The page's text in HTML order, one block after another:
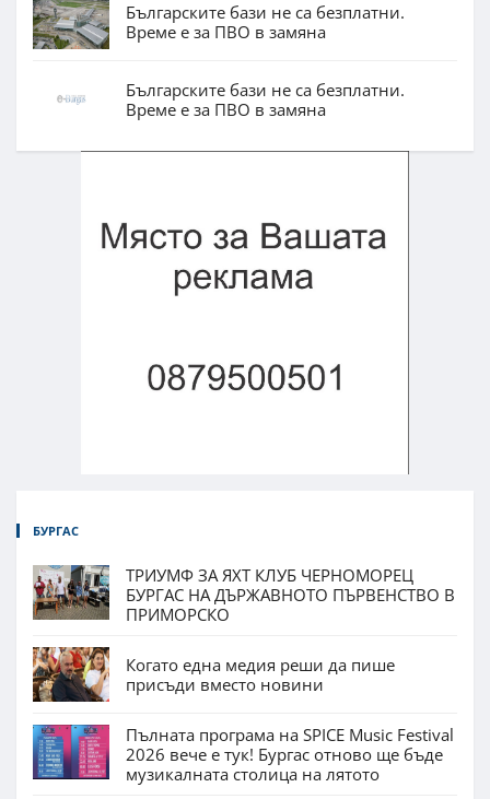
Българските бази не са безплатни.
Време е за ПВО в замяна
Българските бази не са безплатни.
Време е за ПВО в замяна
БУРГАС
ТРИУМФ ЗА ЯХТ КЛУБ ЧЕРНОМОРЕЦ
БУРГАС НА ДЪРЖАВНОТО ПЪРВЕНСТВО В
ПРИМОРСКО
Когато една медия реши да пише
присъди вместо новини
Пълната програма на SPICE Music Festival
2026 вече е тук! Бургас отново ще бъде
музикалната столица на лятото